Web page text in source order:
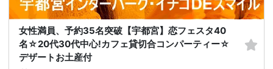
女性満員、予約35名突破【宇都宮】恋フェスタ40
名☆20代30代中心!カフェ貸切合コンパーティー☆
デザートお土産付